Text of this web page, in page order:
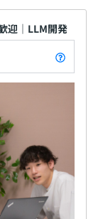
迎｜LLM開発